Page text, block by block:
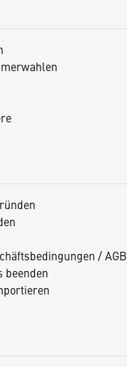
/ AGB
beenden